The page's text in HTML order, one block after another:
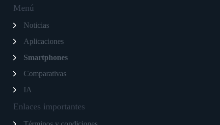
Menú
Noticias
Aplicaciones
Smartphones
Comparativas
IA
Enlaces importantes